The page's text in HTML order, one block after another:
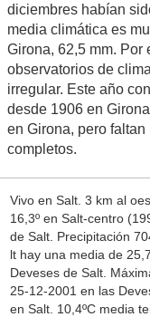
diciembres habían
media climática es
Girona, 62,5 mm. Por
observatorios de
irregular. Este año
desde 1906 en
en Girona, pero
completos.
Vivo en Salt. 3 km al
16,3º en Salt-centro
de Salt. Precipitación
lt hay una media de
Deveses de Salt.
25-12-2001 en las
en Salt. 10,4ºC media